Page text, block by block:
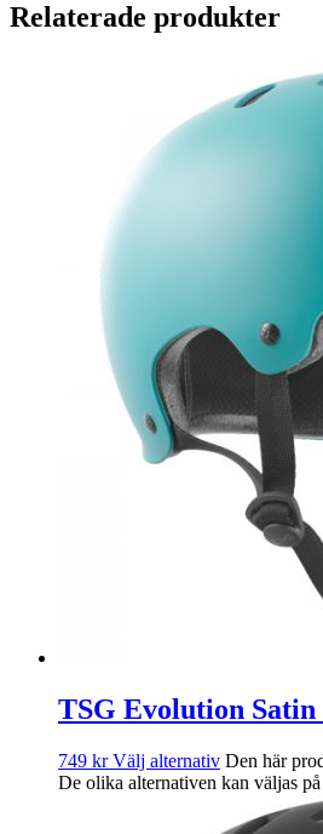
Relaterade produkter
TSG Evolution Satin
749 kr Välj alternativ Den här
De olika alternativen kan väljas